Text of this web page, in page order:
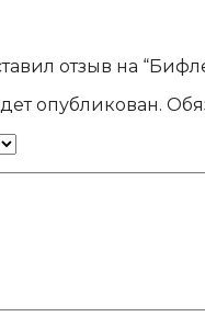
отзыв на
опубликован.